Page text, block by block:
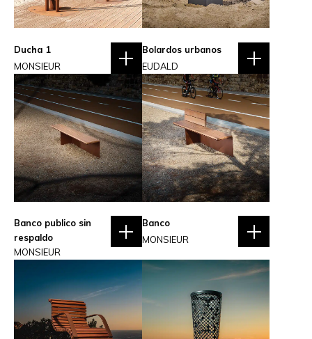
Ducha 1
MONSIEUR
Bolardos urbanos
EUDALD
Banco publico sin
respaldo
MONSIEUR
Banco
MONSIEUR